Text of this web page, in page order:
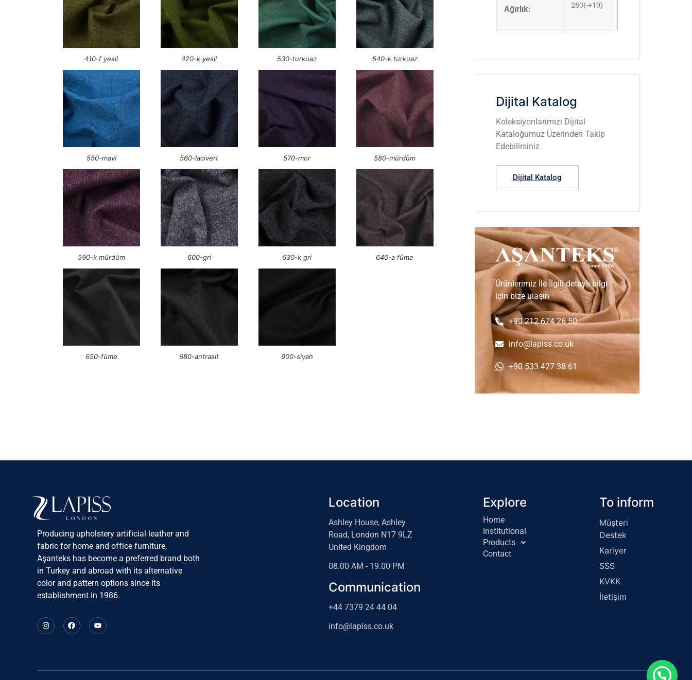
410-f yesil 420-k yesil 530-turkuaz 540-k turkuaz
550-mavi 560-lacivert 570-mor 580-mürdüm
590-k mürdüm 600-gri 630-k gri 640-a füme
650-füme 680-antrasit 900-siyah
Ağırlık: 280(-+10)
Dijital Katalog
Koleksiyonlarımızı Dijital
Kataloğumuz Üzerinden Takip
Edebilirsiniz.
Dijital Katalog
Ürünlerimiz İle İlgili detaylı bilgi
için bize ulaşın
+90 212 674 26 50
info@lapiss.co.uk
+90 533 427 38 61
Producing upholstery artificial leather and
fabric for home and office furniture,
Aşanteks has become a preferred brand both
in Turkey and abroad with its alternative
color and pattern options since its
establishment in 1986.
Location
Ashley House, Ashley
Road, London N17 9LZ
United Kingdom
08.00 AM - 19.00 PM
Communication
+44 7379 24 44 04
info@lapiss.co.uk
Explore
Home
Institutional
Products
Contact
To inform
Müşteri
Destek
Kariyer
SSS
KVKK
İletişim